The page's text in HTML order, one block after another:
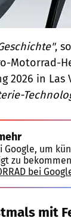
,
Motorrad-
2026 in Las
Google, um
zu
bei
mit